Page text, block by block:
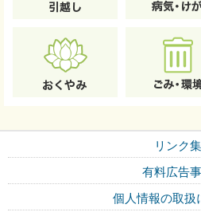
リンク集
有料広告
個人情報の取扱